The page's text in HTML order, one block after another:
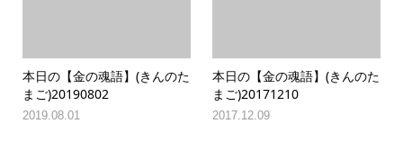
本日の【金の魂語】(きんのた
まご)20190802
2019.08.01
本日の【金の魂語】(きんのた
まご)20171210
2017.12.09